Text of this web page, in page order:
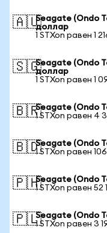
🇦🇺Seagate (Ondo
доллар
1 STXon равен 1
🇸🇬Seagate (Ondo
доллар
1 STXon равен 1
🇧🇷Seagate (Ondo
1 STXon равен 4
🇧🇩Seagate (Ondo
1 STXon равен
🇵🇭Seagate (Ondo
1 STXon равен 52
🇵🇱Seagate (Ondo
1 STXon равен 3